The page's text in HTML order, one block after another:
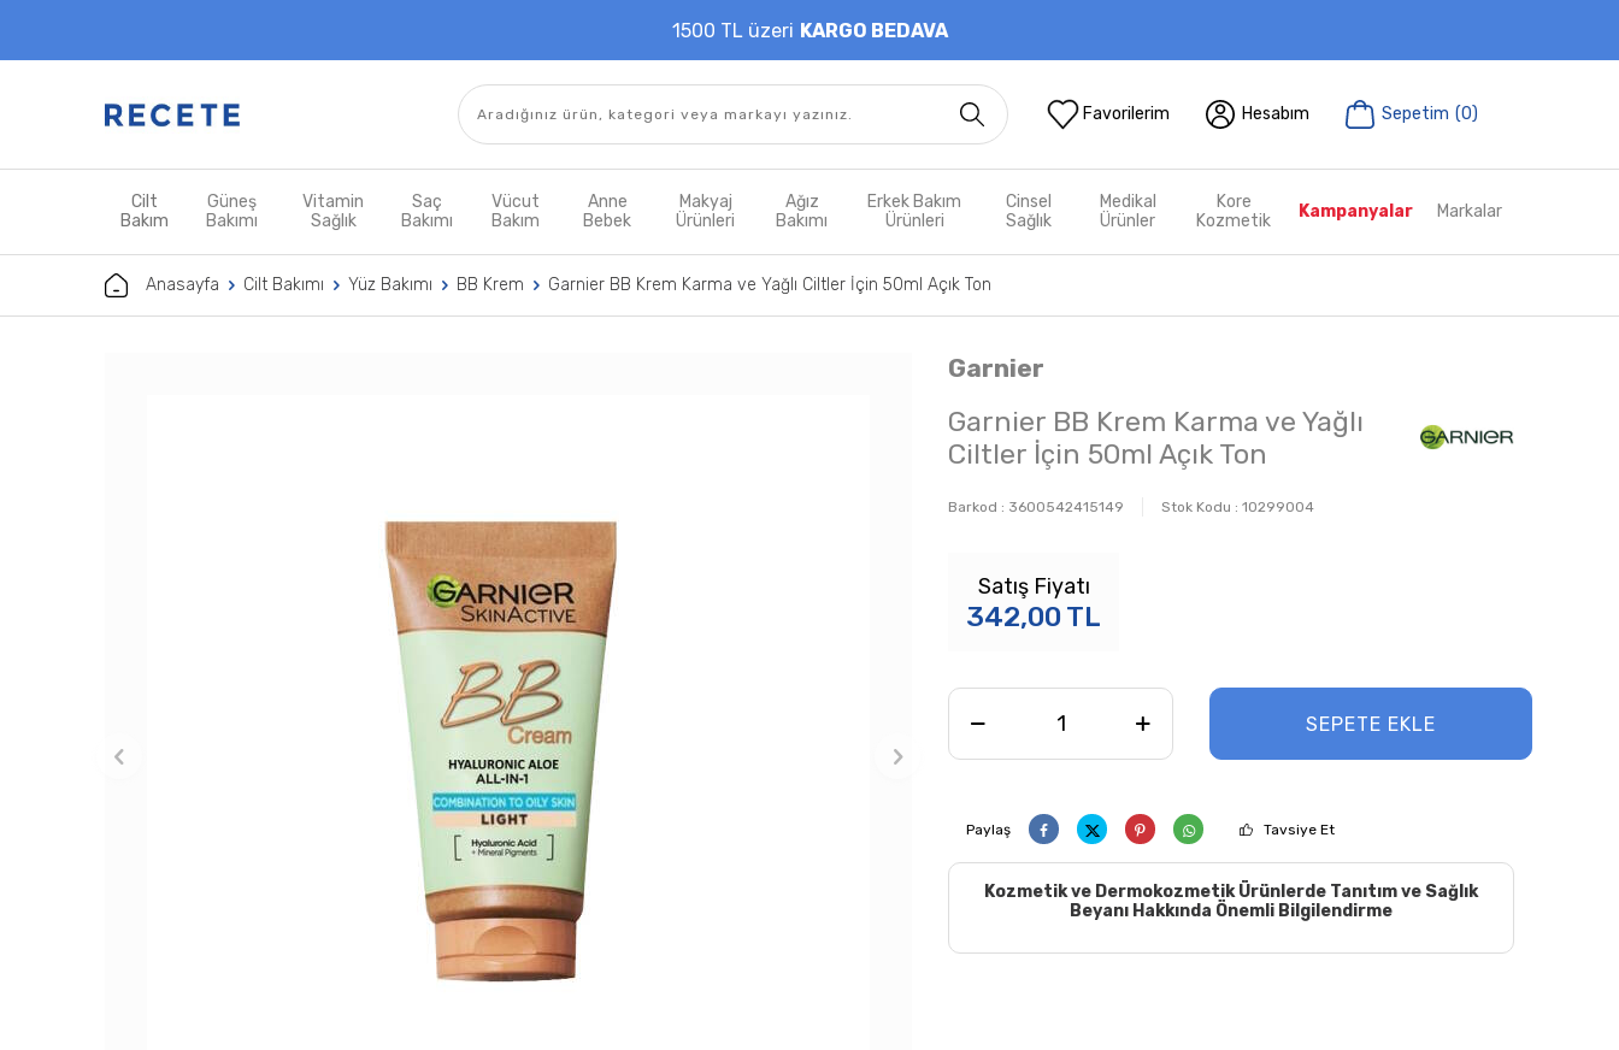
1500 TL üzeri KARGO BEDAVA
Favorilerim Hesabım Sepetim (0)
Cilt
Bakım
Güneş
Bakımı
Vitamin
Sağlık
Saç
Bakımı
Vücut
Bakım
Anne
Bebek
Makyaj
Ürünleri
Ağız
Bakımı
Erkek Bakım
Ürünleri
Cinsel
Sağlık
Medikal
Ürünler
Kore
Kozmetik
Kampanyalar Markalar
Anasayfa Cilt Bakımı Yüz Bakımı BB Krem Garnier BB Krem Karma ve Yağlı Ciltler İçin 50ml Açık Ton
Garnier
Garnier BB Krem Karma ve Yağlı
Ciltler İçin 50ml Açık Ton
Barkod : 3600542415149 Stok Kodu : 10299004
Satış Fiyatı
342,00 TL
SEPETE EKLE
Paylaş Tavsiye Et
Kozmetik ve Dermokozmetik Ürünlerde Tanıtım ve Sağlık
Beyanı Hakkında Önemli Bilgilendirme